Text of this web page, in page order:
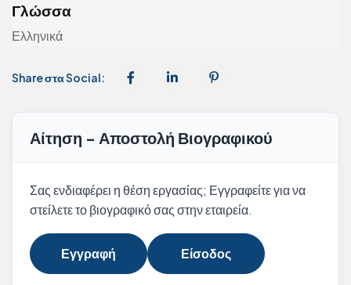
Γλώσσα
Ελληνικά
Share στα Social:
Αίτηση - Αποστολή Βιογραφικού
Σας ενδιαφέρει η θέση εργασίας; Εγγραφείτε για να
στείλετε το βιογραφικό σας στην εταιρεία.
Εγγραφή Είσοδος